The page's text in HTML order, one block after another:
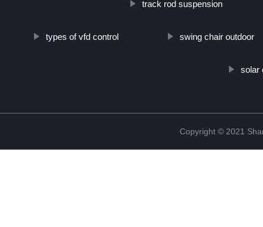
track rod suspension
types of vfd control swing chair outdoor
solar
Copyright © 2021